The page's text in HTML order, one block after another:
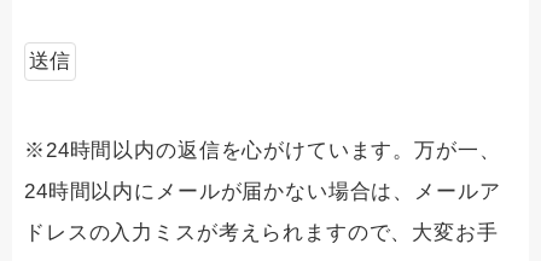
※24時間以内の返信を心がけています。万が一、
24時間以内にメールが届かない場合は、メールア
ドレスの入力ミスが考えられますので、大変お手